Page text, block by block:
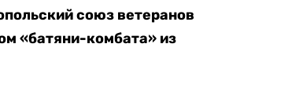
союз ветеранов
«батяни-комбата» из